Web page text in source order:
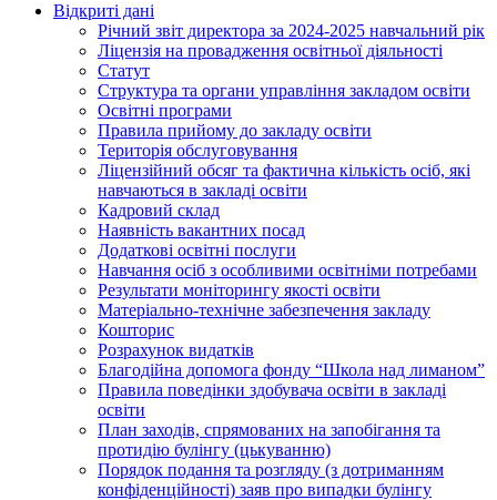
Відкриті дані
Річний звіт директора за 2024-2025 навчальний рік
Ліцензія на провадження освітньої діяльності
Статут
Структура та органи управління закладом освіти
Освiтнi програми
Правила прийому до закладу освіти
Територiя обслуговування
Ліцензійний обсяг та фактична кількість осіб, які
навчаються в закладі освіти
Кадровий склад
Наявність вакантних посад
Додатковi освiтнi послуги
Навчання осіб з особливими освітніми потребами
Результати моніторингу якості освіти
Матеріально-технічне забезпечення закладу
Кошторис
Розрахунок видатків
Благодійна допомога фонду “Школа над лиманом”
Правила поведінки здобувача освіти в закладі
освіти
План заходів, спрямованих на запобігання та
протидію булінгу (цькуванню)
Порядок подання та розгляду (з дотриманням
конфіденційності) заяв про випадки булінгу